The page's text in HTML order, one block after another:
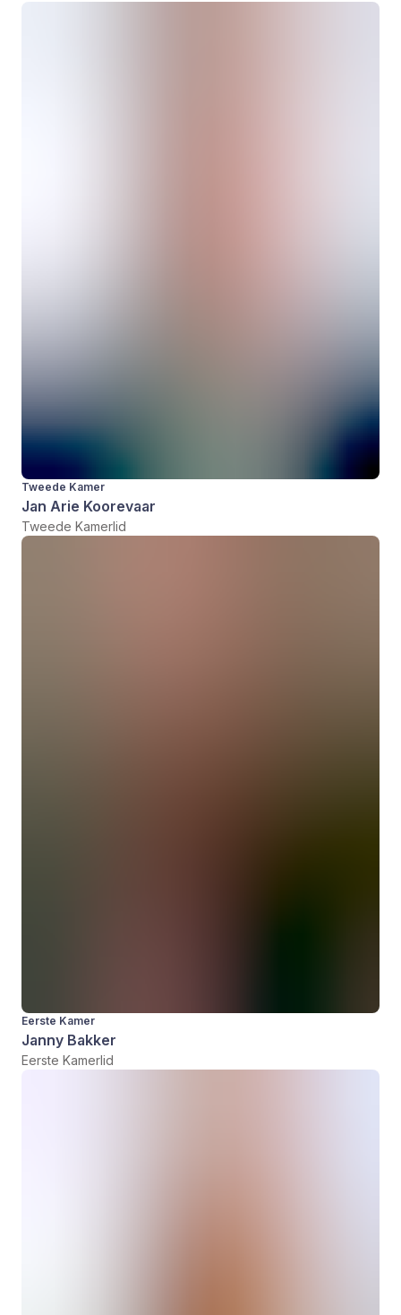
Tweede Kamer
Jan Arie Koorevaar
Tweede Kamerlid
Eerste Kamer
Janny Bakker
Eerste Kamerlid